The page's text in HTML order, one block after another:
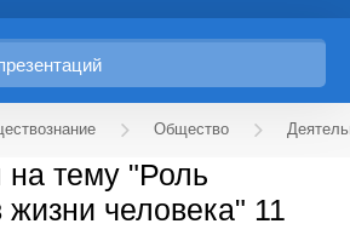
Общество
на тему "Роль
человека" 11